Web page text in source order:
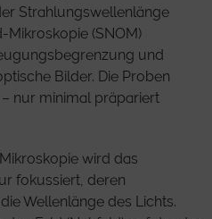
Strahlungswellenlänge
Mikroskopie (SNOM)
und
Bilder. Die Proben
nur minimal präpariert
wird das
fokussiert, deren
Wellenlänge des Lichts.